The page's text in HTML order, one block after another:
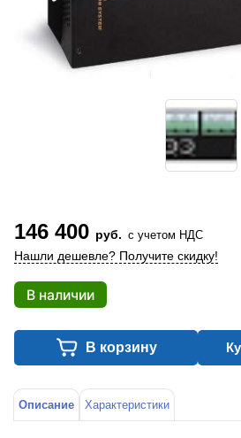
146 400 руб. с учетом НДС
Нашли дешевле? Получите скидку!
В наличии
В корзину
Описание Характеристики